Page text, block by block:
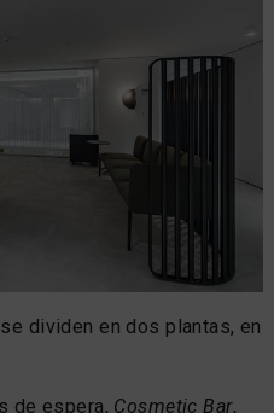
dividen en dos plantas, en
de espera, Cosmetic Bar,